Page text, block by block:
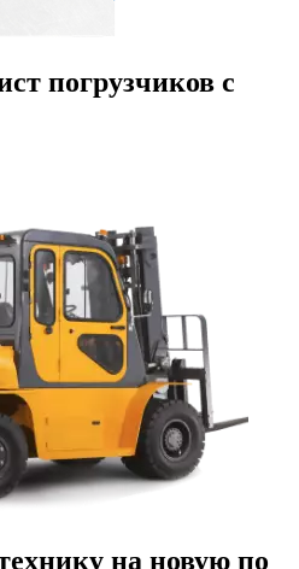
погрузчиков с
на новую по